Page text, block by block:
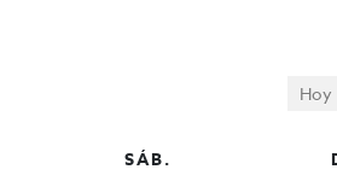
Hoy
SÁB.